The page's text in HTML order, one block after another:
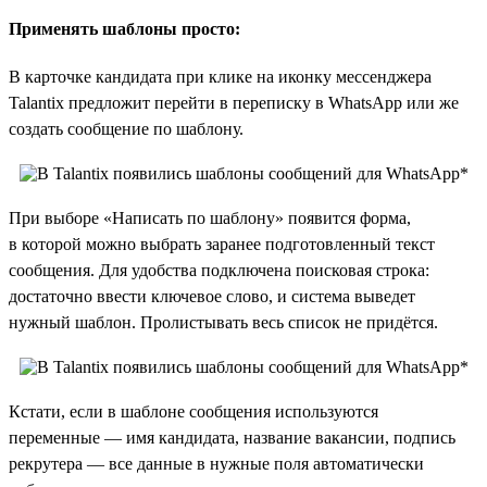
Применять шаблоны просто:
В карточке кандидата при клике на иконку мессенджера
Talantix предложит перейти в переписку в WhatsApp или же
создать сообщение по шаблону.
При выборе «Написать по шаблону» появится форма,
в которой можно выбрать заранее подготовленный текст
сообщения. Для удобства подключена поисковая строка:
достаточно ввести ключевое слово, и система выведет
нужный шаблон. Пролистывать весь список не придётся.
Кстати, если в шаблоне сообщения используются
переменные — имя кандидата, название вакансии, подпись
рекрутера — все данные в нужные поля автоматически